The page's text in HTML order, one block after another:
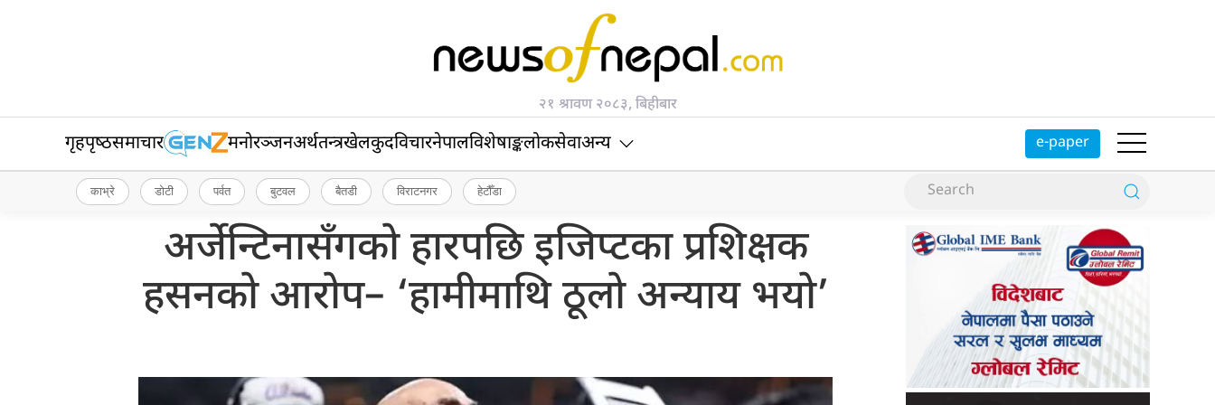
२१ श्रावण २०८३, बिहीबार
गृहपृष्‍ठसमाचार मनोरञ्जनअर्थतन्त्रखेलकुदविचारनेपालविशेषाङ्कलोकसेवाअन्य e-paper
काभ्रे डोटी पर्वत बुटवल बैतडी विराटनगर हेटौँडा
अर्जेन्टिनासँगको हारपछि इजिप्टका प्रशिक्षक
हसनको आरोप– ‘हामीमाथि ठूलो अन्याय भयो’